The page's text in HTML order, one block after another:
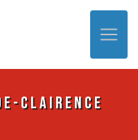
Clairence